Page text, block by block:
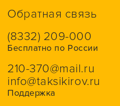
Обратная связь
(8332) 209-000
Бесплатно по России
210-370@mail.ru
info@taksikirov.ru
Поддержка